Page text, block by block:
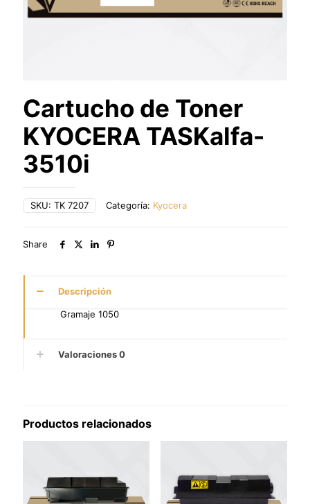
Cartucho de Toner
KYOCERA TASKalfa-
3510i
SKU: TK 7207 Categoría: Kyocera
Share
Descripción
Gramaje 1050
Valoraciones0
Productos relacionados